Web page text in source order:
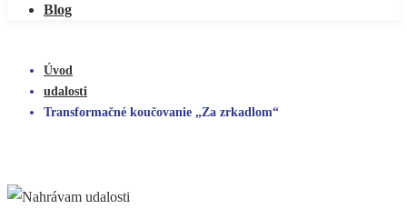
Blog
Úvod
udalosti
Transformačné koučovanie „Za zrkadlom“